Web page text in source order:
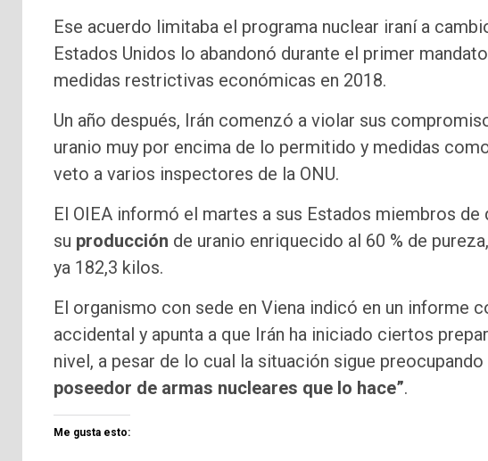
Ese acuerdo limitaba el programa nuclear iraní a
Estados Unidos lo abandonó durante el primer
medidas restrictivas económicas en 2018.
Un año después, Irán comenzó a violar sus
uranio muy por encima de lo permitido y medidas
veto a varios inspectores de la ONU.
El OIEA informó el martes a sus Estados miembros
su producción de uranio enriquecido al 60 % de
ya 182,3 kilos.
El organismo con sede en Viena indicó en un informe
accidental y apunta a que Irán ha iniciado ciertos
nivel, a pesar de lo cual la situación sigue preocupando
poseedor de armas nucleares que lo hace”.
Me gusta esto: